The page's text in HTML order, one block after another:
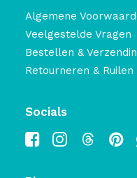
Algemene
Veelgestelde Vragen
Bestellen &
Retourneren & Ruilen
Socials